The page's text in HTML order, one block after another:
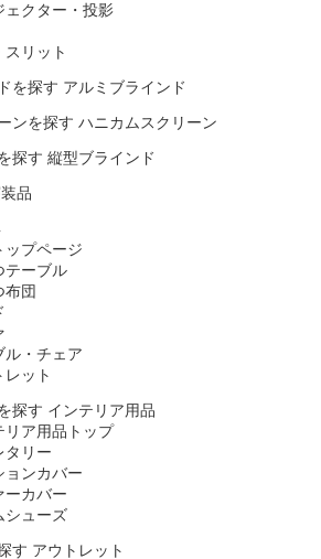
ェクター・投影
スリット
アルミブラインド
ハニカムスクリーン
縦型ブラインド
品
ップページ
テーブル
布団
ル・チェア
レット
インテリア用品
リア用品トップ
タリー
ョンカバー
ーカバー
シューズ
アウトレット